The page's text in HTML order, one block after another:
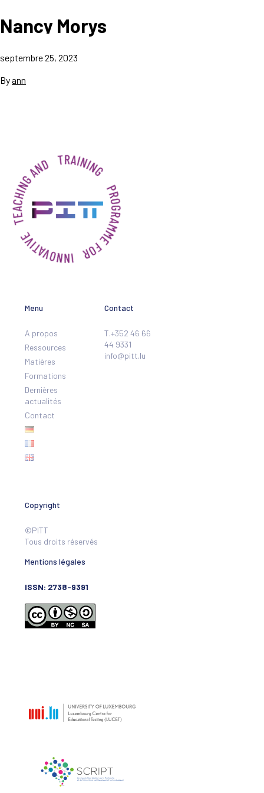
Nancy Morys
septembre 25, 2023
Byann
Menu
A propos
Ressources
Matières
Formations
Dernières
actualités
Contact
Contact
T.+352 46 66
44 9331
info@pitt.lu
Copyright
©PITT
Tous droits réservés
Mentions légales
ISSN: 2738-9391